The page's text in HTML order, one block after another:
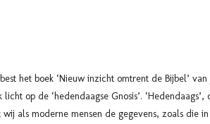
het boek ‘Nieuw inzicht omtrent de Bijbel’
op de ‘hedendaagse Gnosis’.
als moderne mensen de gegevens, zoals die